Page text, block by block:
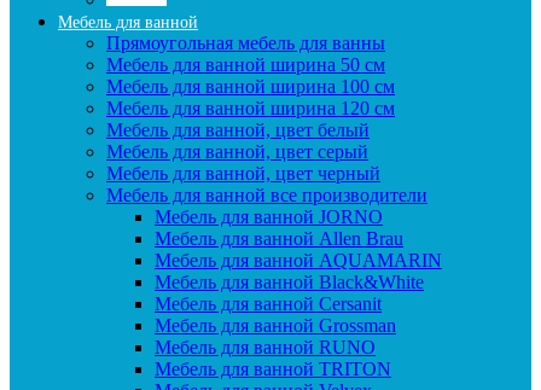
Мебель для ванной
Прямоугольная мебель для ванны
Мебель для ванной ширина 50 см
Мебель для ванной ширина 100 см
Мебель для ванной ширина 120 см
Мебель для ванной, цвет белый
Мебель для ванной, цвет серый
Мебель для ванной, цвет черный
Мебель для ванной все производители
Мебель для ванной JORNO
Мебель для ванной Allen Brau
Мебель для ванной AQUAMARIN
Мебель для ванной Black&White
Мебель для ванной Cersanit
Мебель для ванной Grossman
Мебель для ванной RUNO
Мебель для ванной TRITON